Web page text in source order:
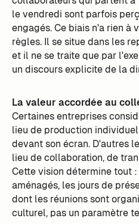
le vendredi sont parfois
engagés. Ce biais n'a rien à
règles. Il se situe dans les
et il ne se traite que par
un discours explicite de la
La valeur accordée au
Certaines entreprises
lieu de production
devant son écran. D'autres
lieu de collaboration, de
Cette vision détermine tout
aménagés, les jours de
dont les réunions sont
culturel, pas un paramètre